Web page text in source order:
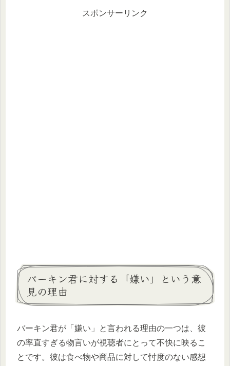
スポンサーリンク
バーキン君に対する「嫌い」という意
見の理由
バーキン君が「嫌い」と言われる理由の一つは、彼
の率直すぎる物言いが視聴者にとって不快に映るこ
とです。彼は食べ物や商品に対して忖度のない感想